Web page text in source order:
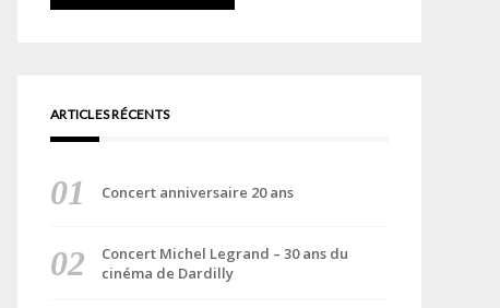
ARTICLES RÉCENTS
Concert anniversaire 20 ans
Concert Michel Legrand – 30 ans du
cinéma de Dardilly